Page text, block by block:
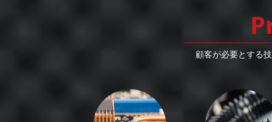
顧客が必要とする